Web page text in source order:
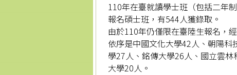
110年在臺就讀學士班（包括二年
報名碩士班，有544人獲錄取。
由於110年仍僅限在臺陸生報名，
依序是中國文化大學42人、朝陽
學27人、銘傳大學26人、國立雲
大學20人。